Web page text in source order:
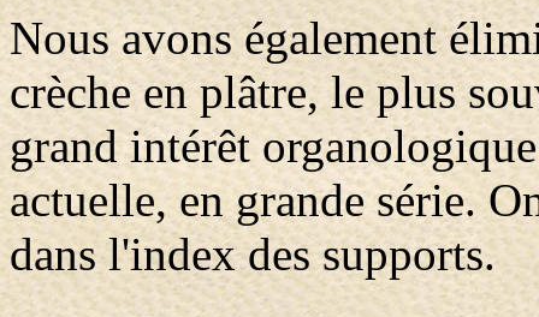
Nous avons également
crèche en plâtre, le plus
grand intérêt
actuelle, en grande série.
dans l'index des supports.